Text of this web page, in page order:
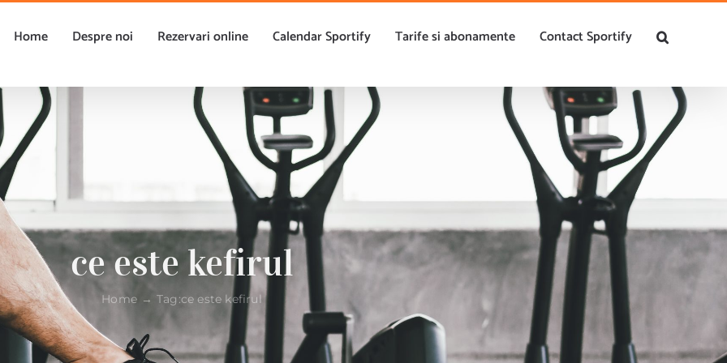
Home Despre noi Rezervari online Calendar Sportify Tarife si abonamente Contact Sportify
ce este kefirul
Home Tag:ce este kefirul